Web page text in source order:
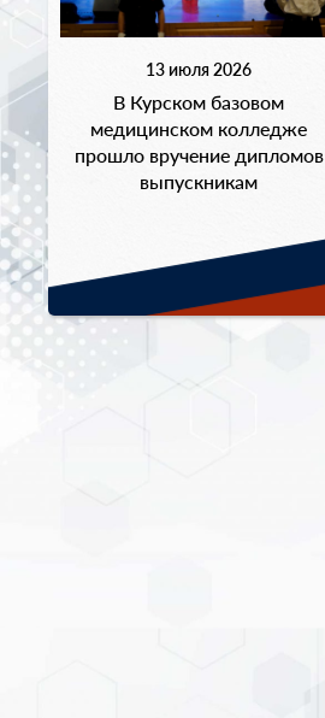
13 июля 2026
В Курском базовом
медицинском колледже
прошло вручение дипломов
выпускникам